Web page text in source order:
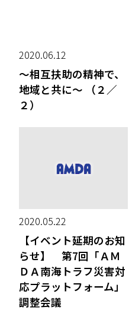
2020.06.12
〜相互扶助の精神で、
地域と共に〜 （２／
２）
2020.05.22
【イベント延期のお知
らせ】 第7回「ＡＭ
ＤＡ南海トラフ災害対
応プラットフォーム」
調整会議